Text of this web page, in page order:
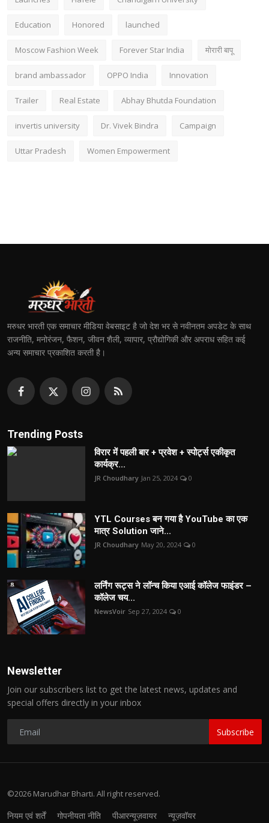
Education Honored launched
Moscow Fashion Week Forever Star India मोरारी बापू
brand ambassador OPPO India Innovation
Trailer Real Estate Abhay Bhutda Foundation
invertis university Dr. Vivek Bindra Campaign
Uttar Pradesh Women Empowerment
मरुधर भारती एक समाचार मीडिया वेबसाइट है जो देश भर से नवीनतम अपडेट के साथ
राजनीति, मनोरंजन, फैशन, जीवन शैली, व्यापार, प्रौद्योगिकी और अपराध सहित कई
अन्य समाचार प्रकाशित करती है।
Trending Posts
विरार में पहली बार + प्रवेश + स्पोर्ट्स एकीकृत
कार्यक्र...
JR Choudhary Jan 25, 2024 0
YTL Courses बन गया है YouTube का एक
मात्र Solution जाने...
JR Choudhary May 20, 2024 0
लर्निंग रूट्स ने लॉन्च किया एआई कॉलेज फाइंडर –
कॉलेज चय...
NewsVoir Sep 27, 2024 0
Newsletter
Join our subscribers list to get the latest news, updates and
special offers directly in your inbox
Subscribe
©2026 Marudhar Bharti. All right reserved.
नियम एवं शर्तें गोपनीयता नीति पीआरन्यूज़वायर न्यूज़वॉयर